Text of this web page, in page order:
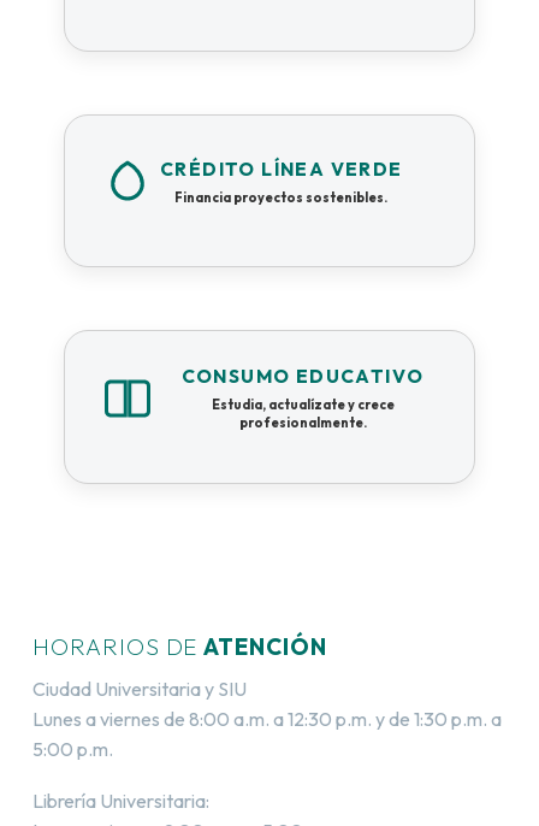
CRÉDITO LÍNEA VERDE
Financia proyectos sostenibles.
CONSUMO EDUCATIVO
Estudia, actualízate y crece
profesionalmente.
HORARIOS DEATENCIÓN
Ciudad Universitaria y SIU
Lunes a viernes de 8:00 a.m. a 12:30 p.m. y de 1:30 p.m. a
5:00 p.m.
Librería Universitaria: